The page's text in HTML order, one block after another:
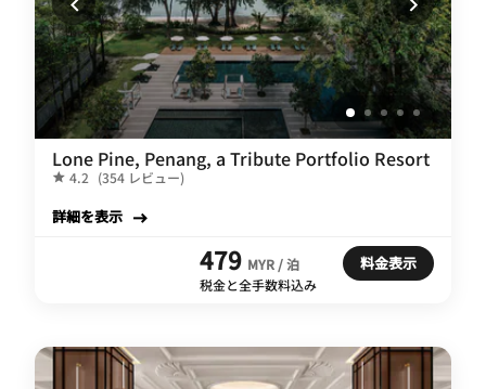
Lone Pine, Penang, a Tribute Portfolio Resort
4.2 (354 レビュー)
詳細を表示
479 MYR / 泊
税金と全手数料込み
料金表示